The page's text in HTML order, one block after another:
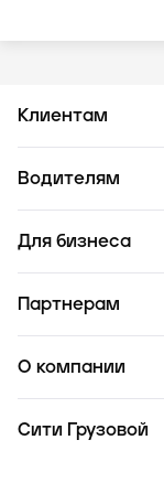
Клиентам
Водителям
Для бизнеса
Партнерам
О компании
Сити Грузовой